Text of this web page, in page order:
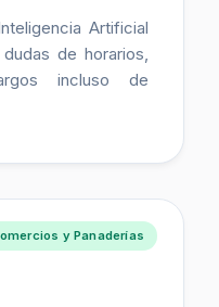
Artificial
de horarios,
incluso de
y Panaderías